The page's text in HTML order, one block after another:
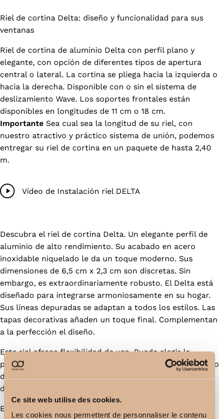
Ce site web utilise des cookies.
Les cookies nous permettent de personnaliser le contenu
Riel de cortina Delta: diseño y funcionalidad para sus
ventanas
Riel de cortina de aluminio Delta con perfil plano y
elegante, con opción de diferentes tipos de apertura
central o lateral. La cortina se pliega hacia la izquierda o
hacia la derecha. Disponible con o sin el sistema de
deslizamiento Wave. Los soportes frontales están
disponibles en longitudes de 11 cm o 18 cm.
Importante Sea cual sea la longitud de su riel, con
nuestro atractivo y práctico sistema de unión, podemos
entregar su riel de cortina en un paquete de hasta 2,40
m.
Reproducir
vídeo
Vídeo de Instalación riel DELTA
Descubra el riel de cortina Delta. Un elegante perfil de
aluminio de alto rendimiento. Su acabado en acero
inoxidable niquelado le da un toque moderno. Sus
dimensiones de 6,5 cm x 2,3 cm son discretas. Sin
embargo, es extraordinariamente robusto. El Delta está
diseñado para integrarse armoniosamente en su hogar.
Sus líneas depuradas se adaptan a todos los estilos. Las
tapas decorativas añaden un toque final. Complementan
a la perfección el diseño.
Este riel ofrece flexibilidad de uso. Puede elegir la
posición de los pliegues de la cortina. Izquierda, centro o
derecha. Adáptese a su espacio. Cree el efecto que
desee.
El sistema Delta ofrece dos tipos de plisado. El sistema